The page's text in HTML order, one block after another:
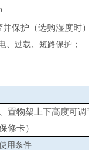
保护（选购湿度时）
、过载、短路保护；
置物架上下高度可调
修卡）
用条件